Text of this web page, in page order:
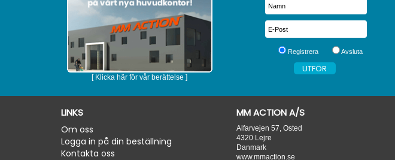
[ Klicka här för vår berättelse ]
Registrera Avsluta
LINKS
Om oss
Logga in på din beställning
Kontakta oss
MM ACTION A/S
Alfarvejen 57, Osted
4320 Lejre
Danmark
www.mmaction.se